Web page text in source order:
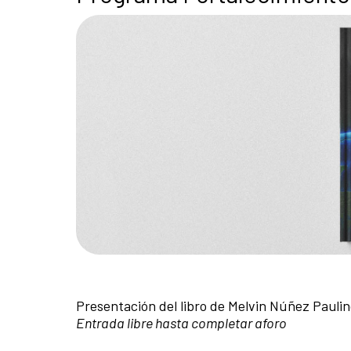
Presentación del libro de Melvin Núñez
Entrada libre hasta completar aforo